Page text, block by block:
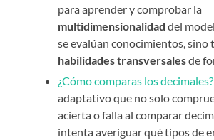
para aprender y comprobar la
multidimensionalidad del
se evalúan conocimientos, sino
habilidades transversalesde
¿Cómo comparas los decimales?
adaptativo que no solo
acierta o falla al comparar
intenta averiguar qué tipos de